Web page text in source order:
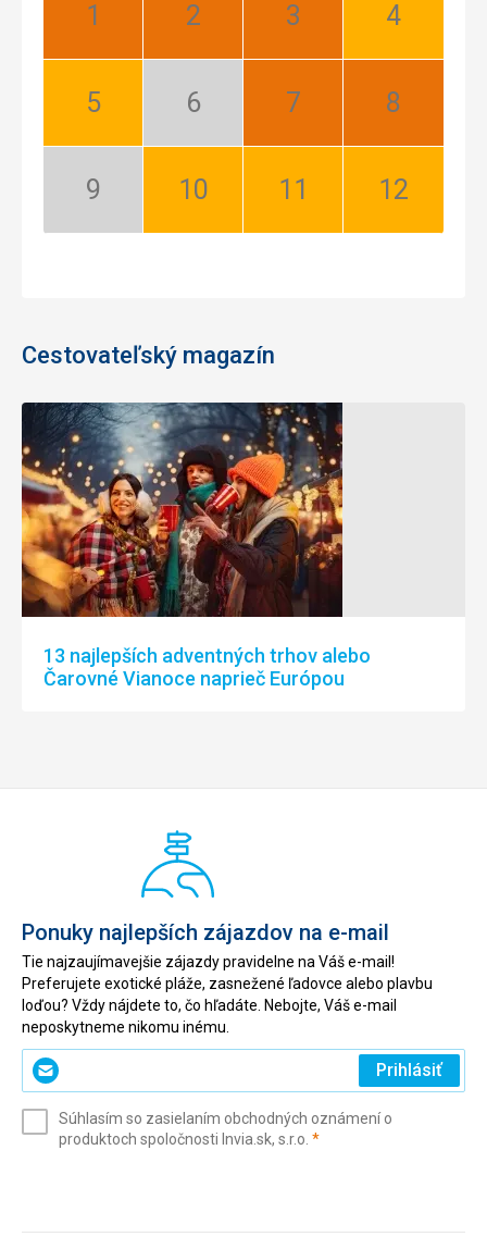
Január:
Február:
Marec:
Apríl:
Máj:
Jún:
Júl:
August:
September:
Október:
November:
December:
Cestovateľský magazín
13 najlepších adventných trhov alebo
Čarovné Vianoce naprieč Európou
Ponuky najlepších zájazdov na e-mail
Tie najzaujímavejšie zájazdy pravidelne na Váš e-mail!
Preferujete exotické pláže, zasnežené ľadovce alebo plavbu
loďou? Vždy nájdete to, čo hľadáte. Nebojte, Váš e-mail
neposkytneme nikomu inému.
Zadajte
svoj
(povinné)
Prihlásiť
Súhlasím so zasielaním obchodných oznámení o
produktoch spoločnosti Invia.sk, s.r.o. *(povinné)